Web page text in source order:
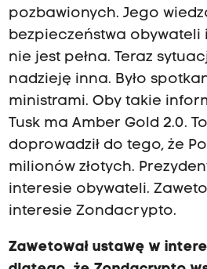
pozbawionych. Jego
bezpieczeństwa obywateli
nie jest pełna. Teraz
nadzieję inna. Było
ministrami. Oby takie
Tusk ma Amber Gold 2.0.
doprowadził do tego, że
milionów złotych.
interesie obywateli.
interesie Zondacrypto.
Zawetował ustawę w